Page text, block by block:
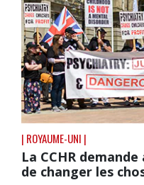
| ROYAUME-UNI |
La CCHR
de changer les